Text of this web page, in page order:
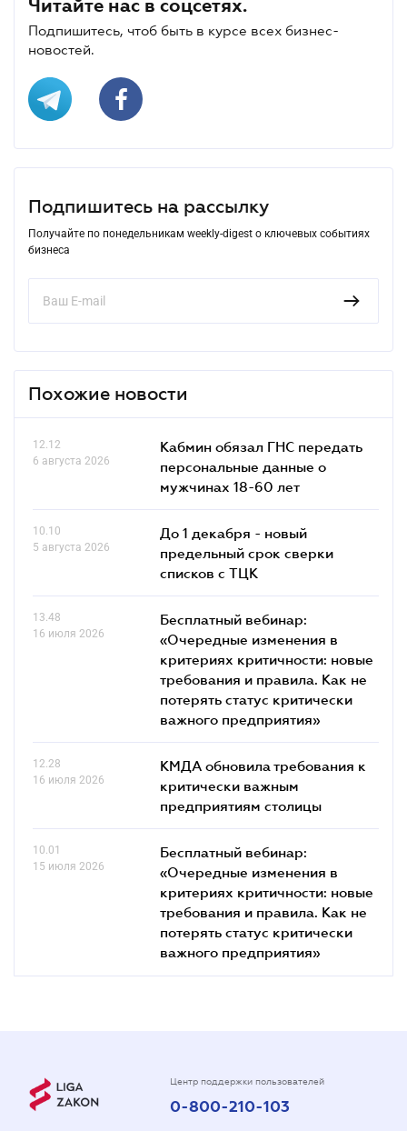
Читайте нас в соцсетях.
Подпишитесь, чтоб быть в курсе всех бизнес-
новостей.
Подпишитесь на рассылку
Получайте по понедельникам weekly-digest о ключевых событиях
бизнеса
Похожие новости
12.12
6 августа 2026
Кабмин обязал ГНС передать
персональные данные о
мужчинах 18-60 лет
10.10
5 августа 2026
До 1 декабря - новый
предельный срок сверки
списков c ТЦК
13.48
16 июля 2026
Бесплатный вебинар:
«Очередные изменения в
критериях критичности: новые
требования и правила. Как не
потерять статус критически
важного предприятия»
12.28
16 июля 2026
КМДА обновила требования к
критически важным
предприятиям столицы
10.01
15 июля 2026
Бесплатный вебинар:
«Очередные изменения в
критериях критичности: новые
требования и правила. Как не
потерять статус критически
важного предприятия»
Центр поддержки пользователей
0-800-210-103